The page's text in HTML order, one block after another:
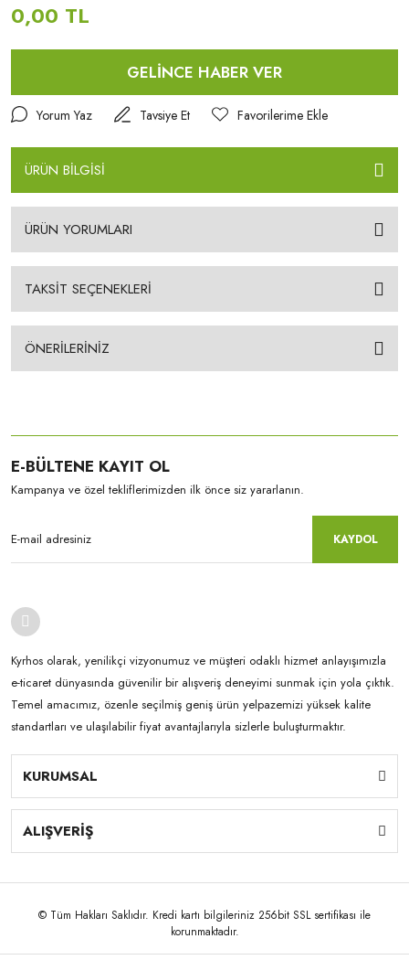
0,00 TL
GELİNCE HABER VER
Yorum Yaz Tavsiye Et
ÜRÜN BİLGİSİ
ÜRÜN YORUMLARI
TAKSİT SEÇENEKLERİ
ÖNERİLERİNİZ
E-BÜLTENE KAYIT OL
Kampanya ve özel tekliflerimizden ilk önce siz yararlanın.
KAYDOL
Kyrhos olarak, yenilikçi vizyonumuz ve müşteri odaklı hizmet anlayışımızla
e-ticaret dünyasında güvenilir bir alışveriş deneyimi sunmak için yola çıktık.
Temel amacımız, özenle seçilmiş geniş ürün yelpazemizi yüksek kalite
standartları ve ulaşılabilir fiyat avantajlarıyla sizlerle buluşturmaktır.
KURUMSAL
ALIŞVERİŞ
© Tüm Hakları Saklıdır. Kredi kartı bilgileriniz 256bit SSL sertifikası ile
korunmaktadır.